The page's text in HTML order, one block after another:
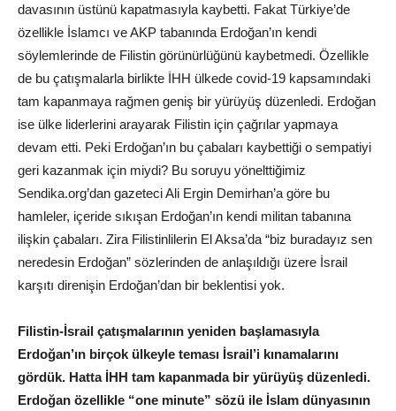
davasının üstünü kapatmasıyla kaybetti. Fakat Türkiye’de
özellikle İslamcı ve AKP tabanında Erdoğan’ın kendi
söylemlerinde de Filistin görünürlüğünü kaybetmedi. Özellikle
de bu çatışmalarla birlikte İHH ülkede covid-19 kapsamındaki
tam kapanmaya rağmen geniş bir yürüyüş düzenledi. Erdoğan
ise ülke liderlerini arayarak Filistin için çağrılar yapmaya
devam etti. Peki Erdoğan’ın bu çabaları kaybettiği o sempatiyi
geri kazanmak için miydi? Bu soruyu yönelttiğimiz
Sendika.org’dan gazeteci Ali Ergin Demirhan’a göre bu
hamleler, içeride sıkışan Erdoğan’ın kendi militan tabanına
ilişkin çabaları. Zira Filistinlilerin El Aksa’da “biz buradayız sen
neredesin Erdoğan” sözlerinden de anlaşıldığı üzere İsrail
karşıtı direnişin Erdoğan’dan bir beklentisi yok.
Filistin-İsrail çatışmalarının yeniden başlamasıyla
Erdoğan’ın birçok ülkeyle teması İsrail’i kınamalarını
gördük. Hatta İHH tam kapanmada bir yürüyüş düzenledi.
Erdoğan özellikle “one minute” sözü ile İslam dünyasının